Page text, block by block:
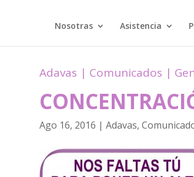
Nosotras Asistencia
Adavas | Comunicados |
Ago 16, 2016 |Adavas,